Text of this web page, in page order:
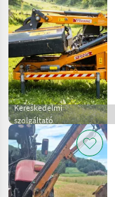
Kereskedelmi
szolgáltató